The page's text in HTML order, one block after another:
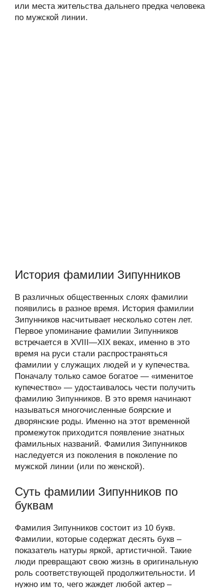
или места жительства дальнего предка человека
по мужской линии.
История фамилии Зипунников
В различных общественных слоях фамилии
появились в разное время. История фамилии
Зипунников насчитывает несколько сотен лет.
Первое упоминание фамилии Зипунников
встречается в XVIII—XIX веках, именно в это
время на руси стали распространяться
фамилии у служащих людей и у купечества.
Поначалу только самое богатое — «именитое
купечество» — удостаивалось чести получить
фамилию Зипунников. В это время начинают
называться многочисленные боярские и
дворянские роды. Именно на этот временной
промежуток приходится появление знатных
фамильных названий. Фамилия Зипунников
наследуется из поколения в поколение по
мужской линии (или по женской).
Суть фамилии Зипунников по
буквам
Фамилия Зипунников состоит из 10 букв.
Фамилии, которые содержат десять букв –
показатель натуры яркой, артистичной. Такие
люди превращают свою жизнь в оригинальную
роль соответствующей продолжительности. И
нужно им то, чего жаждет любой актер –